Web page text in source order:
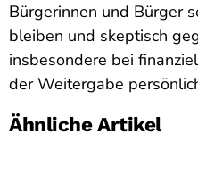
Bürgerinnen und Bürger
bleiben und skeptisch
insbesondere bei
der Weitergabe
Ähnliche Artikel